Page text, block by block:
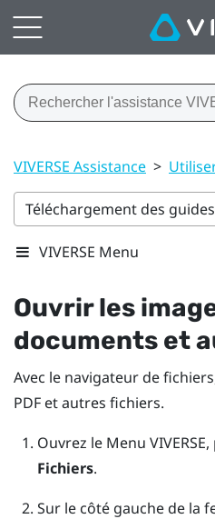
VIVERSE Assistance >
Téléchargement des guides
VIVERSE Menu
Ouvrir les
documents et
Avec le navigateur de
PDF et autres fichiers.
Ouvrez le Menu VIVERSE,
Fichiers.
Sur le côté gauche de la